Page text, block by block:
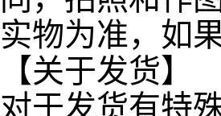
实物为准，如
【关于发货】
对于发货有特